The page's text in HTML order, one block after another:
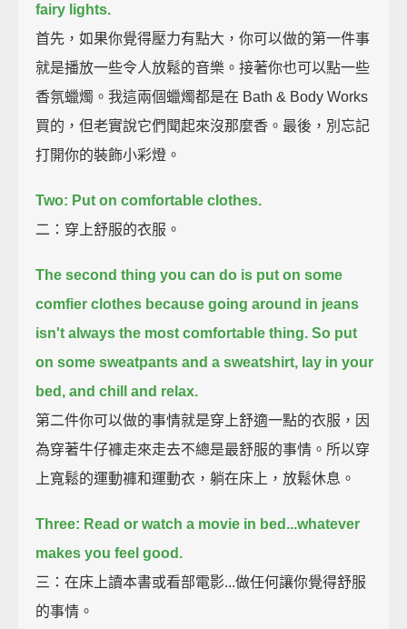
fairy lights.
首先，如果你覺得壓力有點大，你可以做的第一件事
就是播放一些令人放鬆的音樂。接著你也可以點一些
香氛蠟燭。我這兩個蠟燭都是在 Bath & Body Works
買的，但老實說它們聞起來沒那麼香。最後，別忘記
打開你的裝飾小彩燈。
Two: Put on comfortable clothes.
二：穿上舒服的衣服。
The second thing you can do is put on some
comfier clothes because going around in jeans
isn't always the most comfortable thing. So put
on some sweatpants and a sweatshirt, lay in your
bed, and chill and relax.
第二件你可以做的事情就是穿上舒適一點的衣服，因
為穿著牛仔褲走來走去不總是最舒服的事情。所以穿
上寬鬆的運動褲和運動衣，躺在床上，放鬆休息。
Three: Read or watch a movie in bed...whatever
makes you feel good.
三：在床上讀本書或看部電影...做任何讓你覺得舒服
的事情。